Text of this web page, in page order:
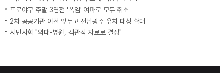
프로야구 주말 3연전 '폭염' 여파로 모두 취소
2차 공공기관 이전 앞두고 전남광주 유치 대상 확대
시민사회 "의대-병원, 객관적 자료로 결정"